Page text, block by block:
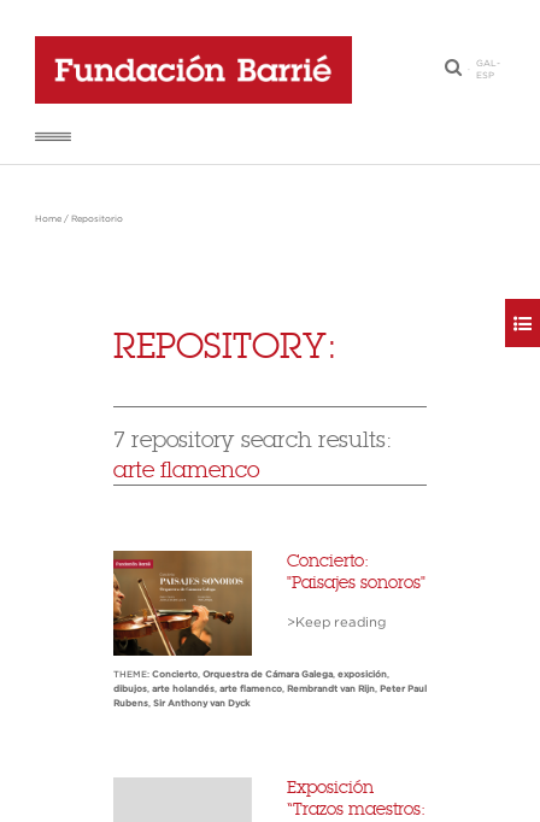
·
GAL-
ESP
Home / Repositorio
REPOSITORY:
7 repository search results:
arte flamenco
Concierto:
"Paisajes sonoros"
>Keep reading
THEME: Concierto, Orquestra de Cámara Galega, exposición,
dibujos, arte holandés, arte flamenco, Rembrandt van Rijn, Peter Paul
Rubens, Sir Anthony van Dyck
Exposición
“Trazos maestros: